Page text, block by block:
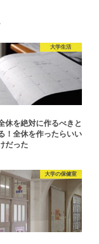
大学生活
休を絶対に作るべきと
！全休を作ったらいい
だった
大学の保健室